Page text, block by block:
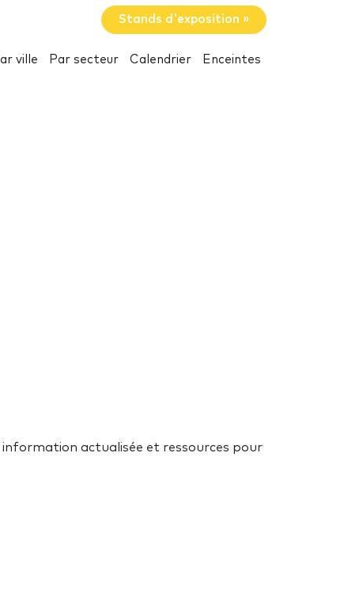
Stands d'exposition »
ville Par secteur Calendrier Enceintes
information actualisée et ressources pour